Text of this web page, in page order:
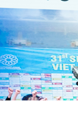
학교 CI
교직원현황
학생현황
위치/전화
전경사진